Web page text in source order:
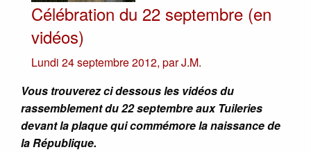
Célébration du 22 septembre (en
vidéos)
Lundi 24 septembre 2012, parJ.M.
Vous trouverez ci dessous les vidéos du
rassemblement du 22 septembre aux Tuileries
devant la plaque qui commémore la naissance de
la République.